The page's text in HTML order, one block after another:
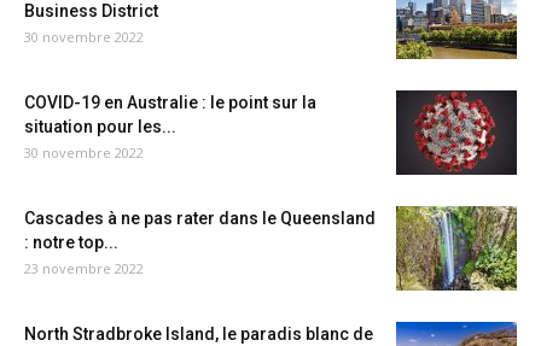
Business District
30 novembre 2022
COVID-19 en Australie : le point sur la
situation pour les...
30 novembre 2022
Cascades à ne pas rater dans le Queensland
: notre top...
23 novembre 2022
North Stradbroke Island, le paradis blanc de